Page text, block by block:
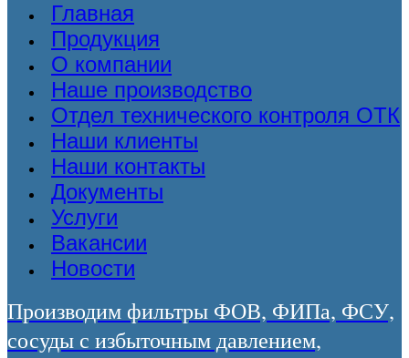
Главная
Продукция
О компании
Наше производство
Отдел технического контроля ОТК
Наши клиенты
Наши контакты
Документы
Услуги
Вакансии
Новости
Производим фильтры ФОВ, ФИПа, ФСУ,
сосуды с избыточным давлением,